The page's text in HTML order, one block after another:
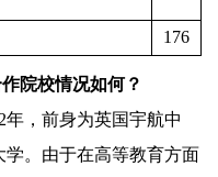
1 76
院校情况如何？
年，前身为英国宇航中
。由于在高等教育方面